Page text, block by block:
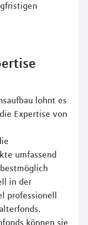
lohnt es
Expertise von
umfassend
in der
professionell
können sie